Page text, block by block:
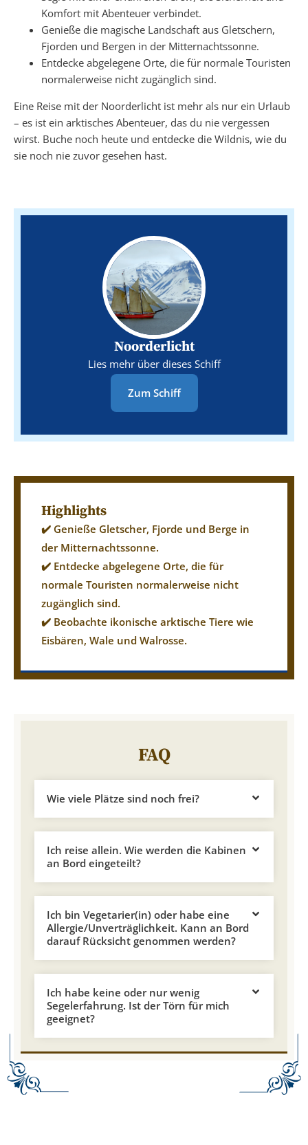
Komfort mit Abenteuer verbindet.
Genieße die magische Landschaft aus Gletschern,
Fjorden und Bergen in der Mitternachtssonne.
Entdecke abgelegene Orte, die für normale Touristen
normalerweise nicht zugänglich sind.
Eine Reise mit der Noorderlicht ist mehr als nur ein Urlaub
– es ist ein arktisches Abenteuer, das du nie vergessen
wirst. Buche noch heute und entdecke die Wildnis, wie du
sie noch nie zuvor gesehen hast.
Noorderlicht
Lies mehr über dieses Schiff
Zum Schiff
Highlights
✔️ Genieße Gletscher, Fjorde und Berge in
der Mitternachtssonne.
✔️ Entdecke abgelegene Orte, die für
normale Touristen normalerweise nicht
zugänglich sind.
✔️ Beobachte ikonische arktische Tiere wie
Eisbären, Wale und Walrosse.
FAQ
Wie viele Plätze sind noch frei?
Ich reise allein. Wie werden die Kabinen
an Bord eingeteilt?
Ich bin Vegetarier(in) oder habe eine
Allergie/Unverträglichkeit. Kann an Bord
darauf Rücksicht genommen werden?
Ich habe keine oder nur wenig
Segelerfahrung. Ist der Törn für mich
geeignet?